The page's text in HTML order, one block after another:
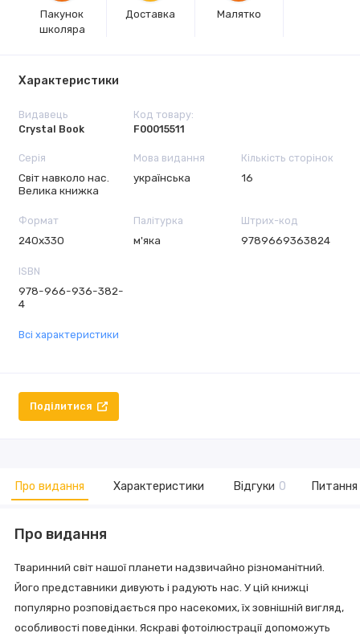
Пакунок
школяра
Доставка Малятко
Характеристики
Видавець
Crystal Book
Код товару:
F00015511
Серія
Світ навколо нас.
Велика книжка
Мова видання
українська
Кількість сторінок
16
Формат
240х330
Палітурка
м'яка
Штрих-код
9789669363824
ISBN
978-966-936-382-
4
Всі характеристики
Поділитися
Про видання Характеристики Відгуки 0 Питання
Про видання
Тваринний світ нашої планети надзвичайно різноманітний.
Його представники дивують і радують нас. У цій книжці
популярно розповідається про насекомих, їх зовнішній вигляд,
особливості поведінки. Яскраві фотоілюстрації допоможуть